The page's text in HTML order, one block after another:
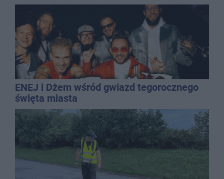
ENEJ i Dżem wśród gwiazd tegorocznego
święta miasta